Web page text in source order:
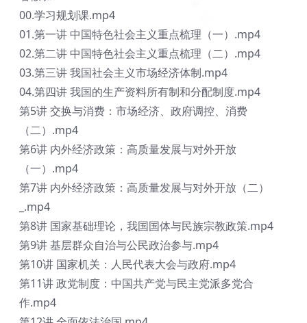
00.学习规划课.mp4
01.第一讲 中国特色社会主义重点梳理（一）.mp4
02.第二讲 中国特色社会主义重点梳理（二）.mp4
03.第三讲 我国社会主义市场经济体制.mp4
04.第四讲 我国的生产资料所有制和分配制度.mp4
第5讲 交换与消费：市场经济、政府调控、消费
（二）.mp4
第6讲 内外经济政策：高质量发展与对外开放
（一）.mp4
第7讲 内外经济政策：高质量发展与对外开放（二）
_.mp4
第8讲 国家基础理论，我国国体与民族宗教政策.mp4
第9讲 基层群众自治与公民政治参与.mp4
第10讲 国家机关：人民代表大会与政府.mp4
第11讲 政党制度：中国共产党与民主党派多党合
作.mp4